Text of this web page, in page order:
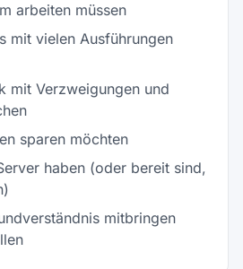
arbeiten müssen
mit vielen Ausführungen
mit Verzweigungen und
sparen möchten
haben (oder bereit sind,
mitbringen